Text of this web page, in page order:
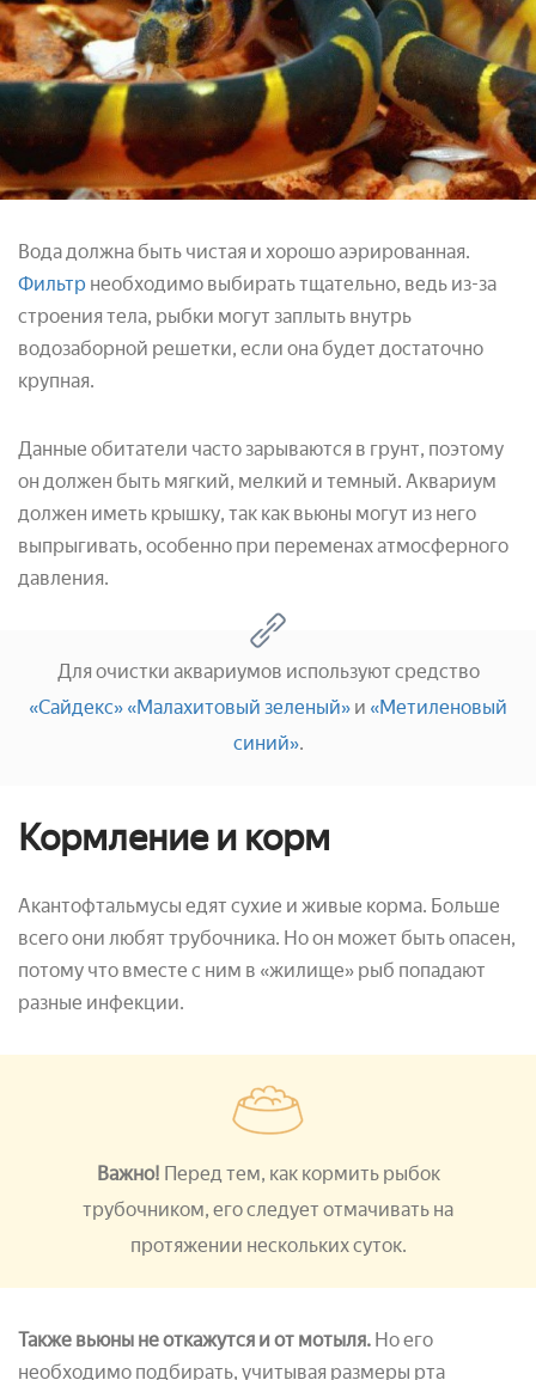
Вода должна быть чистая и хорошо аэрированная.
Фильтр необходимо выбирать тщательно, ведь из-за
строения тела, рыбки могут заплыть внутрь
водозаборной решетки, если она будет достаточно
крупная.
Данные обитатели часто зарываются в грунт, поэтому
он должен быть мягкий, мелкий и темный. Аквариум
должен иметь крышку, так как вьюны могут из него
выпрыгивать, особенно при переменах атмосферного
давления.
Для очистки аквариумов используют средство
«Сайдекс» «Малахитовый зеленый» и «Метиленовый
синий».
Кормление и корм
Акантофтальмусы едят сухие и живые корма. Больше
всего они любят трубочника. Но он может быть опасен,
потому что вместе с ним в «жилище» рыб попадают
разные инфекции.
Важно! Перед тем, как кормить рыбок
трубочником, его следует отмачивать на
протяжении нескольких суток.
Также вьюны не откажутся и от мотыля. Но его
необходимо подбирать, учитывая размеры рта